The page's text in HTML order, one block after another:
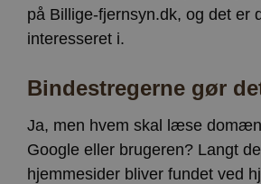
på Billige-fjernsyn.dk, og det er
interesseret i.
Bindestregerne gør
Ja, men hvem skal læse
Google eller brugeren? Langt
hjemmesider bliver fundet ved